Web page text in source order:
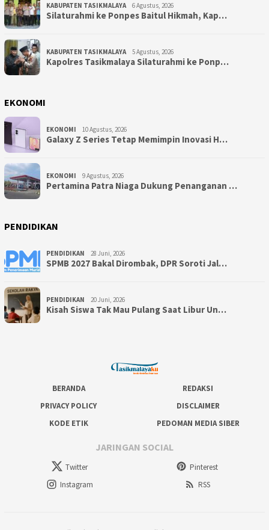
KABUPATEN TASIKMALAYA 6 Agustus, 2026
Silaturahmi ke Ponpes Baitul Hikmah, Kap…
KABUPATEN TASIKMALAYA 5 Agustus, 2026
Kapolres Tasikmalaya Silaturahmi ke Ponp…
EKONOMI
EKONOMI 10 Agustus, 2026
Galaxy Z Series Tetap Memimpin Inovasi H…
EKONOMI 9 Agustus, 2026
Pertamina Patra Niaga Dukung Penanganan …
PENDIDIKAN
PENDIDIKAN 28 Juni, 2026
SPMB 2027 Bakal Dirombak, DPR Soroti Jal…
PENDIDIKAN 20 Juni, 2026
Kisah Siswa Tak Mau Pulang Saat Libur Un…
BERANDA
REDAKSI
PRIVACY POLICY
DISCLAIMER
KODE ETIK
PEDOMAN MEDIA SIBER
JARINGAN SOCIAL
Twitter
Pinterest
Instagram
RSS